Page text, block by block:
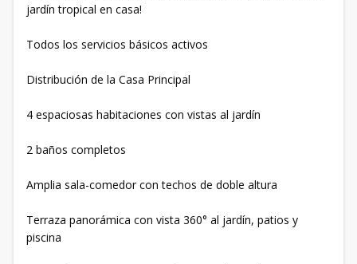
jardín tropical en casa!
Todos los servicios básicos activos
Distribución de la Casa Principal
4 espaciosas habitaciones con vistas al jardín
2 baños completos
Amplia sala-comedor con techos de doble altura
Terraza panorámica con vista 360° al jardín, patios y
piscina